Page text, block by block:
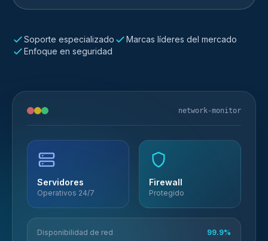
Soporte especializado
Marcas líderes del mercado
Enfoque en seguridad
network-monitor
Servidores
Operativos 24/7
Firewall
Protegido
Disponibilidad de red 99.9%